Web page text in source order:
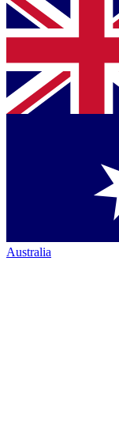
Australia